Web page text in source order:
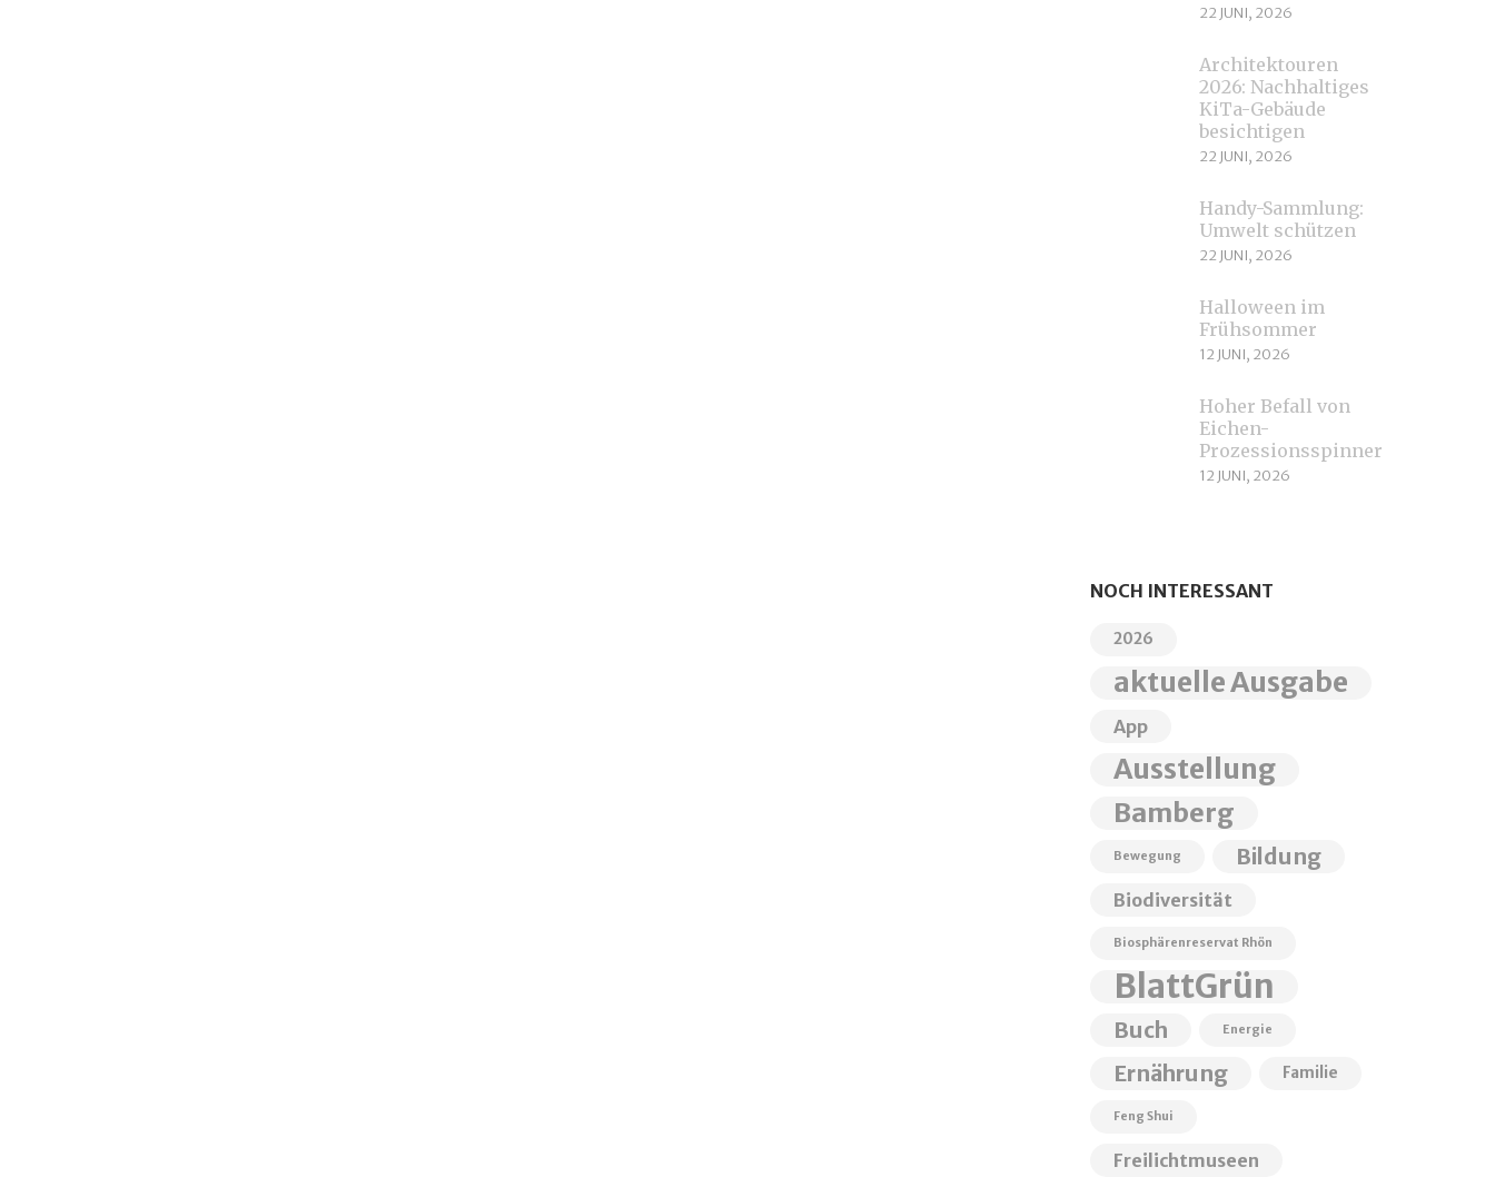
22 JUNI, 2026
Architektouren
2026: Nachhaltiges
KiTa-Gebäude
besichtigen
22 JUNI, 2026
Handy-Sammlung:
Umwelt schützen
22 JUNI, 2026
Halloween im
Frühsommer
12 JUNI, 2026
Hoher Befall von
Eichen-
Prozessionsspinnern
12 JUNI, 2026
NOCH INTERESSANT
2026
aktuelle Ausgabe
App
Ausstellung
Bamberg
Bewegung Bildung
Biodiversität
Biosphärenreservat Rhön
BlattGrün
Buch Energie
Ernährung Familie
Feng Shui
Freilichtmuseen